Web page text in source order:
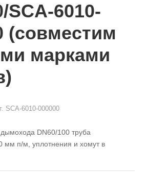
SCA-6010-
(совместим
марками
SCA-6010-000000
DN60/100 труба
мм п/м, уплотнения и хомут в